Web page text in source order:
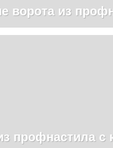
ворота из
профнастила с